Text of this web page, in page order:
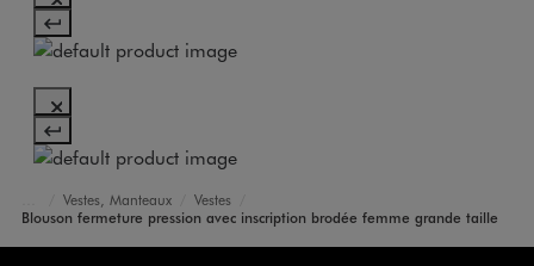
Accueil
Femme
Vêtements
Vestes, Manteaux
Vestes
Blouson fermeture pression avec inscription brodée femme grande taille